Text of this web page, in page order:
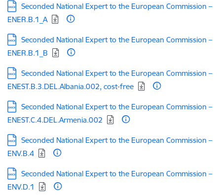
Lejupielādēt:
Seconded National Expert to the European Commission –
ENER.B.1_A
Lejupielādēt:
Seconded National Expert to the European Commission –
ENER.B.1_B
Lejupielādēt:
Seconded National Expert to the European Commission –
ENEST.B.3.DEL.Albania.002, cost-free
Lejupielādēt:
Seconded National Expert to the European Commission –
ENEST.C.4.DEL.Armenia.002
Lejupielādēt:
Seconded National Expert to the European Commission –
ENV.B.4
Lejupielādēt:
Seconded National Expert to the European Commission –
ENV.D.1